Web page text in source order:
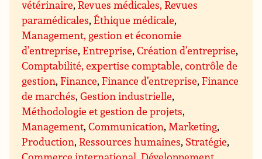
vétérinaire,Revues médicales, Revues
paramédicales,Éthique médicale,
Management, gestion et économie
d’entreprise,Entreprise,Création d’entreprise,
Comptabilité, expertise comptable, contrôle de
gestion,Finance,Finance d’entreprise,Finance
de marchés,Gestion industrielle,
Méthodologie et gestion de projets,
Management,Communication, Marketing,
Production,Ressources humaines, Stratégie,